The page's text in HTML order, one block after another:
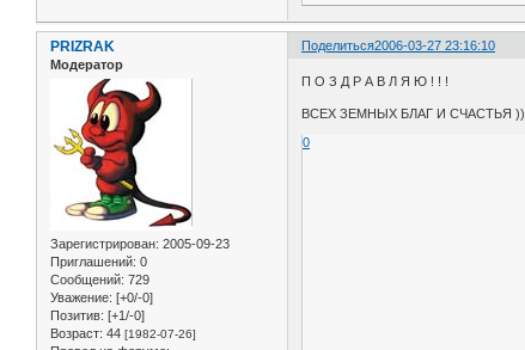
Поделиться2006-03-27 23:16:10
PRIZRAK
Модератор
Зарегистрирован: 2005-09-23
Приглашений: 0
Сообщений: 729
Уважение: [+0/-0]
Позитив: [+1/-0]
Возраст: 44 [1982-07-26]
П О З Д Р А В Л Я Ю ! ! !
ВСЕХ ЗЕМНЫХ БЛАГ И СЧАСТЬЯ ))
0